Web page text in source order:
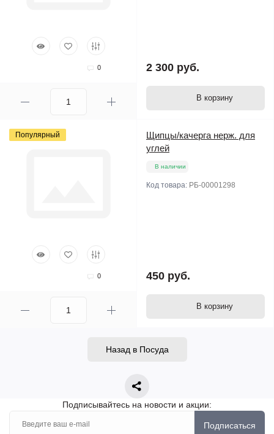
0 2 300 руб.
В корзину
Популярный
0
Щипцы/качерга нерж. для
углей
В наличии
Код товара: РБ-00001298
450 руб.
В корзину
Назад в Посуда
Подписывайтесь на новости и акции:
Подписаться